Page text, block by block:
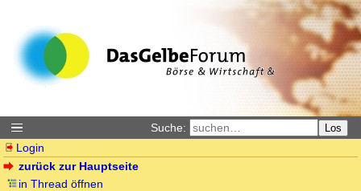
Suche: Los
Login
zurück zur Hauptseite
in Thread öffnen